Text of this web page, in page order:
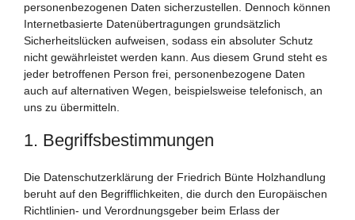
personenbezogenen Daten sicherzustellen. Dennoch können
Internetbasierte Datenübertragungen grundsätzlich
Sicherheitslücken aufweisen, sodass ein absoluter Schutz
nicht gewährleistet werden kann. Aus diesem Grund steht es
jeder betroffenen Person frei, personenbezogene Daten
auch auf alternativen Wegen, beispielsweise telefonisch, an
uns zu übermitteln.
1. Begriffsbestimmungen
Die Datenschutzerklärung der Friedrich Bünte Holzhandlung
beruht auf den Begrifflichkeiten, die durch den Europäischen
Richtlinien- und Verordnungsgeber beim Erlass der